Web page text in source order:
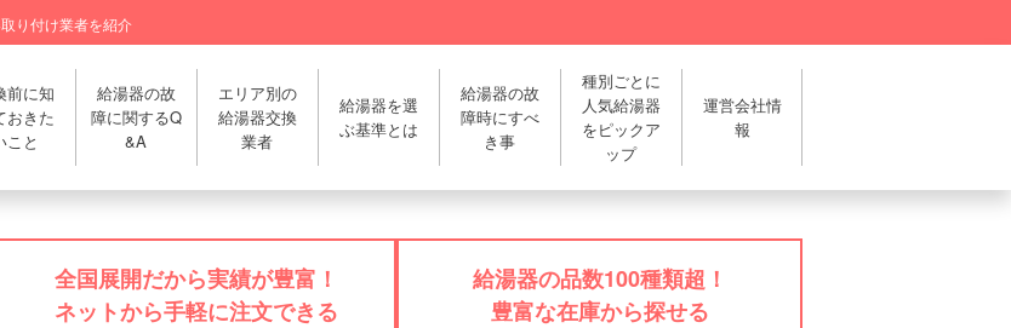
り付け業者を紹介
前に知
おきた
こと
給湯器の故
障に関するQ
&A
エリア別の
給湯器交換
業者
給湯器を選
ぶ基準とは
給湯器の故
障時にすべ
き事
種別ごとに
人気給湯器
をピックア
ップ
運営会社情
報
全国展開だから実績が豊富！
ネットから手軽に注文できる
給湯器の品数100種類超！
豊富な在庫から探せる